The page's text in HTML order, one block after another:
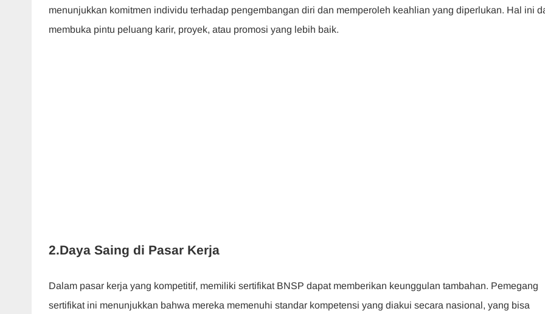
menunjukkan komitmen individu terhadap pengembangan diri dan memperoleh keahlian yang diperlukan. Hal ini
membuka pintu peluang karir, proyek, atau promosi yang lebih baik.
2.Daya Saing di Pasar Kerja
Dalam pasar kerja yang kompetitif, memiliki sertifikat BNSP dapat memberikan keunggulan tambahan. Pemegang
sertifikat ini menunjukkan bahwa mereka memenuhi standar kompetensi yang diakui secara nasional, yang bisa